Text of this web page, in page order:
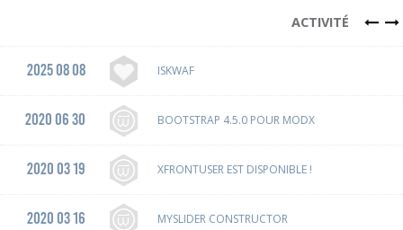
ACTIVITÉ
2025 08 08 ISKWAF
2020 06 30 BOOTSTRAP 4.5.0 POUR MODX
2020 03 19 XFRONTUSER EST DISPONIBLE !
2020 03 16 MYSLIDER CONSTRUCTOR